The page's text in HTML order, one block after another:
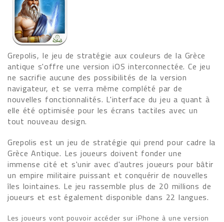
Grepolis, le jeu de stratégie aux couleurs de la Grèce
antique s'offre une version iOS interconnectée. Ce jeu
ne sacrifie aucune des possibilités de la version
navigateur, et se verra même complété par de
nouvelles fonctionnalités. L'interface du jeu a quant à
elle été optimisée pour les écrans tactiles avec un
tout nouveau design.
Grepolis est un jeu de stratégie qui prend pour cadre la
Grèce Antique. Les joueurs doivent fonder une
immense cité et s'unir avec d'autres joueurs pour bâtir
un empire militaire puissant et conquérir de nouvelles
îles lointaines. Le jeu rassemble plus de 20 millions de
joueurs et est également disponible dans 22 langues.
Les joueurs vont pouvoir accéder sur iPhone à une version